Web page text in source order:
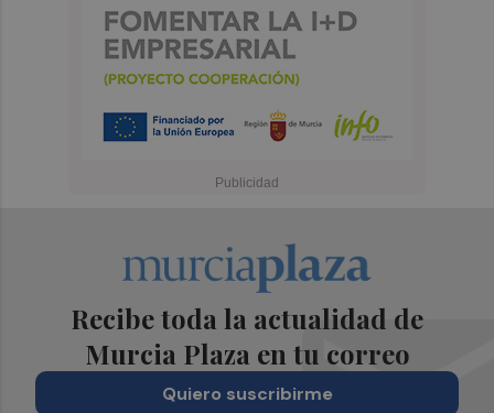
Recibe toda la actualidad de
Murcia Plaza en tu correo
Quiero suscribirme